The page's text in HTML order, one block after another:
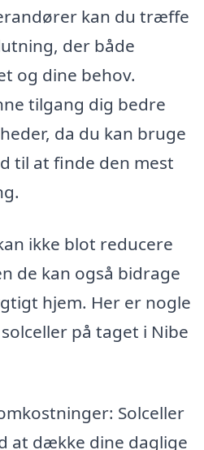
kan du træffe
der både
og dine behov.
tilgang dig bedre
da du kan bruge
til at finde den mest
ikke blot reducere
de kan også bidrage
hjem. Her er nogle
på taget i Nibe
Solceller
at dække dine daglige